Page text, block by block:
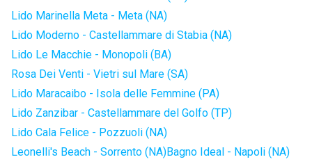
Lido Marinella Meta - Meta (NA)
Lido Moderno - Castellammare di Stabia (NA)
Lido Le Macchie - Monopoli (BA)
Rosa Dei Venti - Vietri sul Mare (SA)
Lido Maracaibo - Isola delle Femmine (PA)
Lido Zanzibar - Castellammare del Golfo (TP)
Lido Cala Felice - Pozzuoli (NA)
Leonelli's Beach - Sorrento (NA)Bagno Ideal - Napoli (NA)